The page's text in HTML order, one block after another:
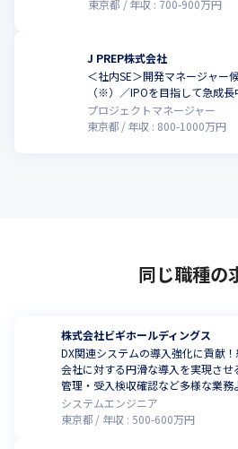
東京都
年収 : 700-900万円
J PREP株式会社
＜社内SE＞開発マネージャー
（※）／IPOを目指して急成
プロジェクトマネージャー
東京都
年収 : 800-1000万円
同じ職種の
株式会社ビギホールディングス
DX関連システムの導入強化に貢献
会社に対する円滑な導入を実現さ
管理・受入検収確認など多様な業務
システムエンジニア
東京都
年収 : 500-600万円